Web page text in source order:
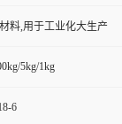
料,用于工业化大生产
5kg/1kg
6